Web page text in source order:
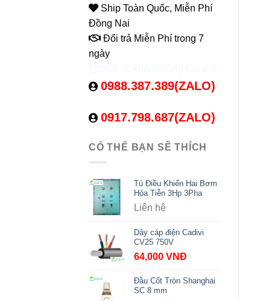
Ship Toàn Quốc, Miễn Phí
Đồng Nai
Đổi trả Miễn Phí trong 7
ngày
0988.387.389(ZALO)
0917.798.687(ZALO)
CÓ THỂ BẠN SẼ THÍCH
Tủ Điều Khiển Hai Bơm
Hỏa Tiễn 3Hp 3Pha
Liên hệ
Dây cáp điện Cadivi
CV25 750V
64,000 VNĐ
Đầu Cốt Tròn Shanghai
SC 8 mm